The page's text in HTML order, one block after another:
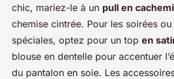
chic, mariez-le à un pull en
chemise cintrée. Pour les soirées
spéciales, optez pour un top en
blouse en dentelle pour accentuer
du pantalon en soie. Les